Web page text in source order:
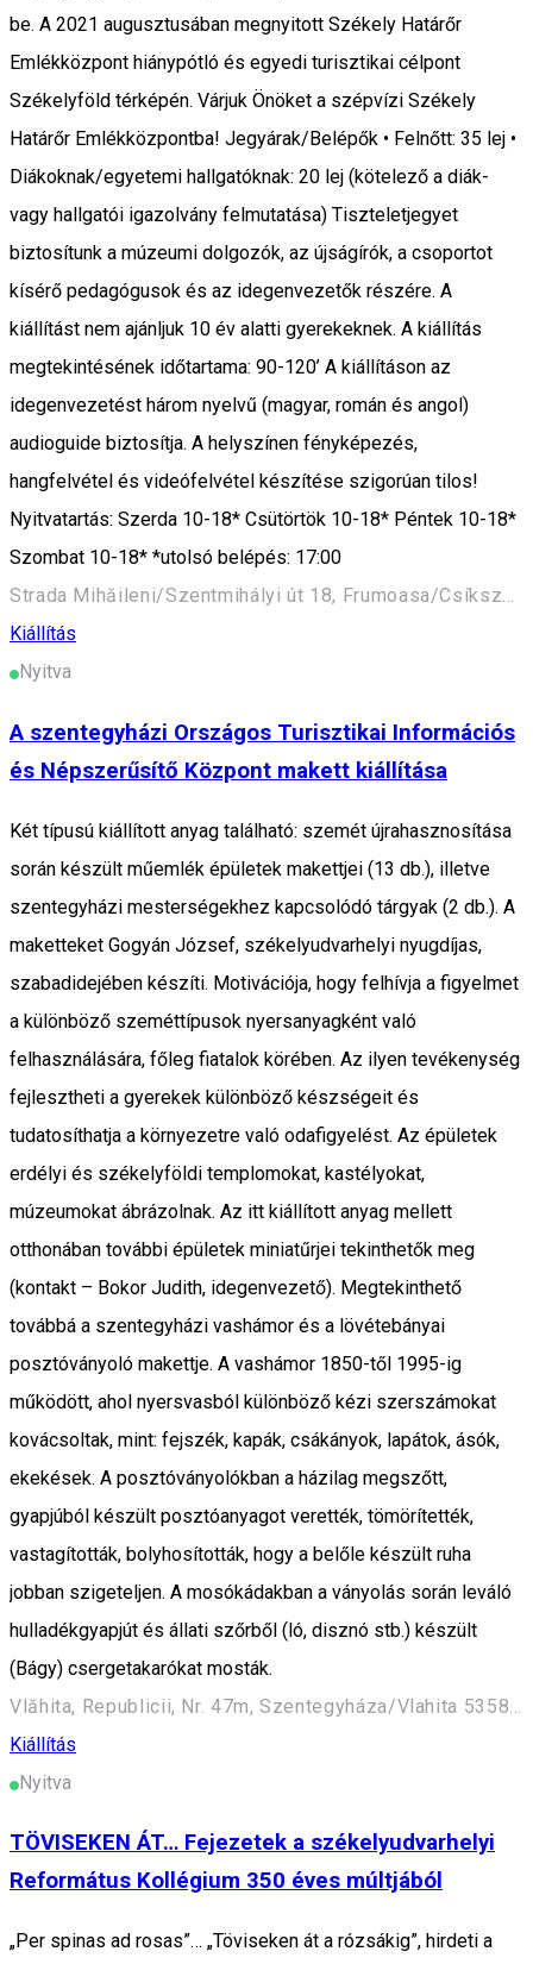
be. A 2021 augusztusában megnyitott Székely Határőr
Emlékközpont hiánypótló és egyedi turisztikai célpont
Székelyföld térképén. Várjuk Önöket a szépvízi Székely
Határőr Emlékközpontba! Jegyárak/Belépők • Felnőtt: 35 lej •
Diákoknak/egyetemi hallgatóknak: 20 lej (kötelező a diák-
vagy hallgatói igazolvány felmutatása) Tiszteletjegyet
biztosítunk a múzeumi dolgozók, az újságírók, a csoportot
kísérő pedagógusok és az idegenvezetők részére. A
kiállítást nem ajánljuk 10 év alatti gyerekeknek. A kiállítás
megtekintésének időtartama: 90-120’ A kiállításon az
idegenvezetést három nyelvű (magyar, román és angol)
audioguide biztosítja. A helyszínen fényképezés,
hangfelvétel és videófelvétel készítése szigorúan tilos!
Nyitvatartás: Szerda 10-18* Csütörtök 10-18* Péntek 10-18*
Szombat 10-18* *utolsó belépés: 17:00
Strada Mihăileni/Szentmihályi út 18, Frumoasa/Csíkszépvíz 537115, Romania
Kiállítás
Nyitva
A szentegyházi Országos Turisztikai Információs
és Népszerűsítő Központ makett kiállítása
Két típusú kiállított anyag található: szemét újrahasznosítása
során készült műemlék épületek makettjei (13 db.), illetve
szentegyházi mesterségekhez kapcsolódó tárgyak (2 db.). A
maketteket Gogyán József, székelyudvarhelyi nyugdíjas,
szabadidejében készíti. Motivációja, hogy felhívja a figyelmet
a különböző szeméttípusok nyersanyagként való
felhasználására, főleg fiatalok körében. Az ilyen tevékenység
fejlesztheti a gyerekek különböző készségeit és
tudatosíthatja a környezetre való odafigyelést. Az épületek
erdélyi és székelyföldi templomokat, kastélyokat,
múzeumokat ábrázolnak. Az itt kiállított anyag mellett
otthonában további épületek miniatűrjei tekinthetők meg
(kontakt – Bokor Judith, idegenvezető). Megtekinthető
továbbá a szentegyházi vashámor és a lövétebányai
posztóványoló makettje. A vashámor 1850-től 1995-ig
működött, ahol nyersvasból különböző kézi szerszámokat
kovácsoltak, mint: fejszék, kapák, csákányok, lapátok, ásók,
ekekések. A posztóványolókban a házilag megszőtt,
gyapjúból készült posztóanyagot verették, tömörítették,
vastagították, bolyhosították, hogy a belőle készült ruha
jobban szigeteljen. A mosókádakban a ványolás során leváló
hulladékgyapjút és állati szőrből (ló, disznó stb.) készült
(Bágy) csergetakarókat mosták.
Kiállítás
Nyitva
TÖVISEKEN ÁT… Fejezetek a székelyudvarhelyi
Református Kollégium 350 éves múltjából
„Per spinas ad rosas”… „Töviseken át a rózsákig”, hirdeti a